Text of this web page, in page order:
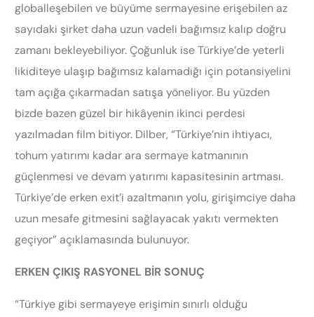
globalleşebilen ve büyüme sermayesine erişebilen az
sayıdaki şirket daha uzun vadeli bağımsız kalıp doğru
zamanı bekleyebiliyor. Çoğunluk ise Türkiye’de yeterli
likiditeye ulaşıp bağımsız kalamadığı için potansiyelini
tam açığa çıkarmadan satışa yöneliyor. Bu yüzden
bizde bazen güzel bir hikâyenin ikinci perdesi
yazılmadan film bitiyor. Dilber, “Türkiye’nin ihtiyacı,
tohum yatırımı kadar ara sermaye katmanının
güçlenmesi ve devam yatırımı kapasitesinin artması.
Türkiye’de erken exit’i azaltmanın yolu, girişimciye daha
uzun mesafe gitmesini sağlayacak yakıtı vermekten
geçiyor” açıklamasında bulunuyor.
ERKEN ÇIKIŞ RASYONEL BİR SONUÇ
“Türkiye gibi sermayeye erişimin sınırlı olduğu